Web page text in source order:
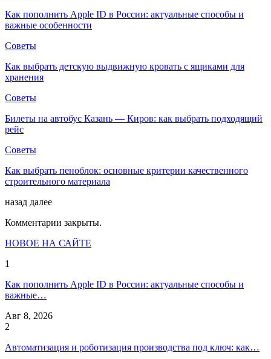
Как пополнить Apple ID в России: актуальные способы и
важные особенности
Советы
Как выбрать детскую выдвижную кровать с ящиками для
хранения
Советы
Билеты на автобус Казань — Киров: как выбрать подходящий
рейс
Советы
Как выбрать пеноблок: основные критерии качественного
строительного материала
назад далее
Комментарии закрыты.
НОВОЕ НА САЙТЕ
1
Как пополнить Apple ID в России: актуальные способы и
важные…
Авг 8, 2026
2
Автоматизация и роботизация производства под ключ: как…